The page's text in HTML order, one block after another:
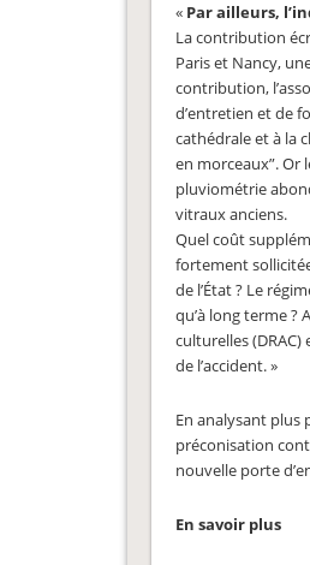
« Par ailleurs,
La contribution
Paris et Nancy,
contribution,
d’entretien et de
cathédrale et à la
en morceaux”. Or
pluviométrie
vitraux anciens.
Quel coût
fortement
de l’État ? Le
qu’à long terme
culturelles
de l’accident. »
En analysant plus
préconisation
nouvelle porte
En savoir plus